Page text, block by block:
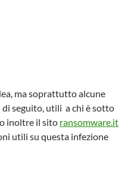
ma soprattutto alcune
di seguito, utili a chi è sotto
inoltre il sito ransomware.it
utili su questa infezione